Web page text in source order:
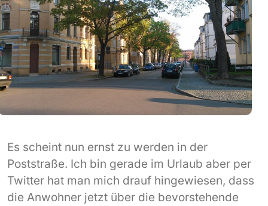
Es scheint nun ernst zu werden in der
Poststraße. Ich bin gerade im Urlaub aber per
Twitter hat man mich drauf hingewiesen, dass
die Anwohner jetzt über die bevorstehende